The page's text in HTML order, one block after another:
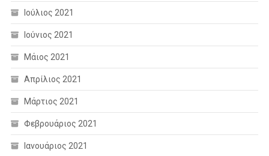
Ιούλιος 2021
Ιούνιος 2021
Μάιος 2021
Απρίλιος 2021
Μάρτιος 2021
Φεβρουάριος 2021
Ιανουάριος 2021